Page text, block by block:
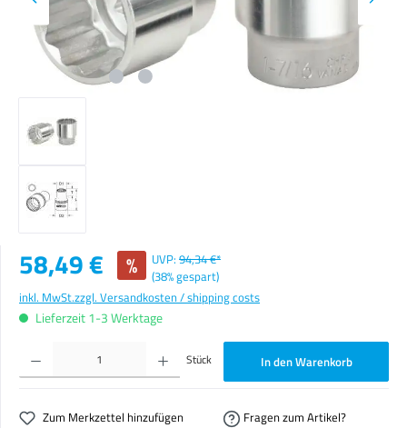
Verkaufspreis:
58,49 € % UVP: 94,34 €*
(38% gespart)
inkl. MwSt.zzgl. Versandkosten / shipping costs
Lieferzeit 1-3 Werktage
Produkt Anzahl: Gib den gewünschten Wert ein oder benutze die Schaltflächen um die Anzahl zu
Stück In den Warenkorb
Zum Merkzettel hinzufügen
Fragen zum Artikel?